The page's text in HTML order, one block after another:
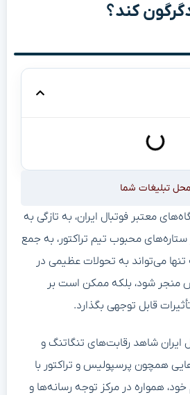
دگرگون کند؟
محل تبلیغات شما
معتبر فوتبال ایران، به تازگی به
ستاره‌های محبوب تیم تراکتور، به جمع
می‌تواند به تحولات عظیمی در
منجر شود، بلکه ممکن است بر
قابل توجهی بگذارد.
ایران شاهد رقابت‌های تنگاتنگ و
همچون پرسپولیس و تراکتور با
همواره در مرکز توجه رسانه‌ها و